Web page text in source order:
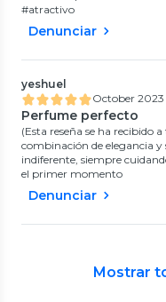
#atractivo
Denunciar
yeshuel
October 2023
Perfume perfecto
(Esta reseña se ha recibido
combinación de elegancia
indiferente, siempre
el primer momento
Denunciar
Mostrar